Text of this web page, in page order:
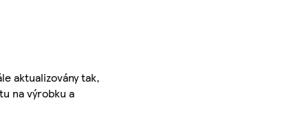
aktualizovány tak,
na výrobku a